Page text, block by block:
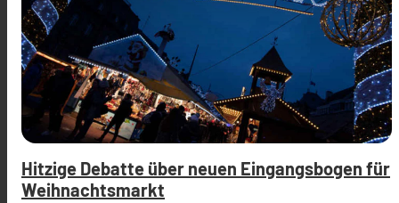
Hitzige Debatte über neuen Eingangsbogen für
Weihnachtsmarkt